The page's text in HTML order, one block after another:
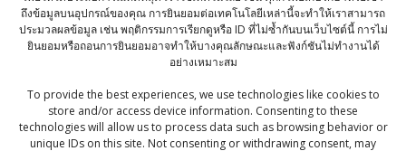
ถึงข้อมูลบนอุปกรณ์ของคุณ การยินยอมต่อเทคโนโลยีเหล่านี้จะทำให้เราสามารถ
ประมวลผลข้อมูล เช่น พฤติกรรมการเรียกดูหรือ ID ที่ไม่ซ้ำกันบนเว็บไซต์นี้ การไม่
ยินยอมหรือถอนการยินยอมอาจทำให้บางคุณลักษณะและฟังก์ชันไม่ทำงานได้
อย่างเหมาะสม
To provide the best experiences, we use technologies like cookies to
store and/or access device information. Consenting to these
technologies will allow us to process data such as browsing behavior or
unique IDs on this site. Not consenting or withdrawing consent, may
Himalaya River Premium Extra Long
Basmati Rice 5 Kg
฿445.00
Everest Pani Puri Masala 100g